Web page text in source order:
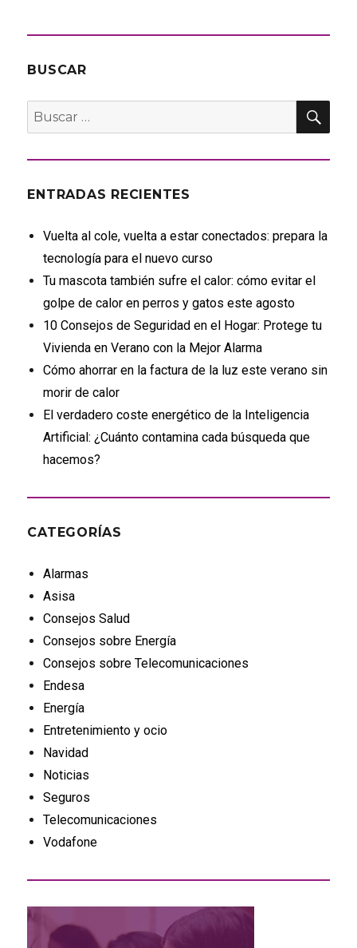
BUSCAR
Buscar
por:
ENTRADAS RECIENTES
Vuelta al cole, vuelta a estar conectados: prepara la
tecnología para el nuevo curso
Tu mascota también sufre el calor: cómo evitar el
golpe de calor en perros y gatos este agosto
10 Consejos de Seguridad en el Hogar: Protege tu
Vivienda en Verano con la Mejor Alarma
Cómo ahorrar en la factura de la luz este verano sin
morir de calor
El verdadero coste energético de la Inteligencia
Artificial: ¿Cuánto contamina cada búsqueda que
hacemos?
CATEGORÍAS
Alarmas
Asisa
Consejos Salud
Consejos sobre Energía
Consejos sobre Telecomunicaciones
Endesa
Energía
Entretenimiento y ocio
Navidad
Noticias
Seguros
Telecomunicaciones
Vodafone